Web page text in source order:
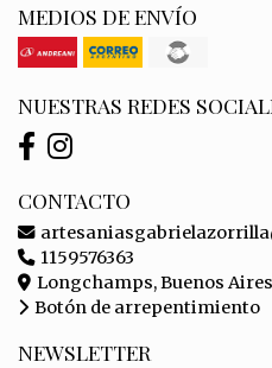
MEDIOS DE ENVÍO
NUESTRAS REDES
CONTACTO
1159576363
Longchamps, Buenos
Botón de arrepentimiento
NEWSLETTER